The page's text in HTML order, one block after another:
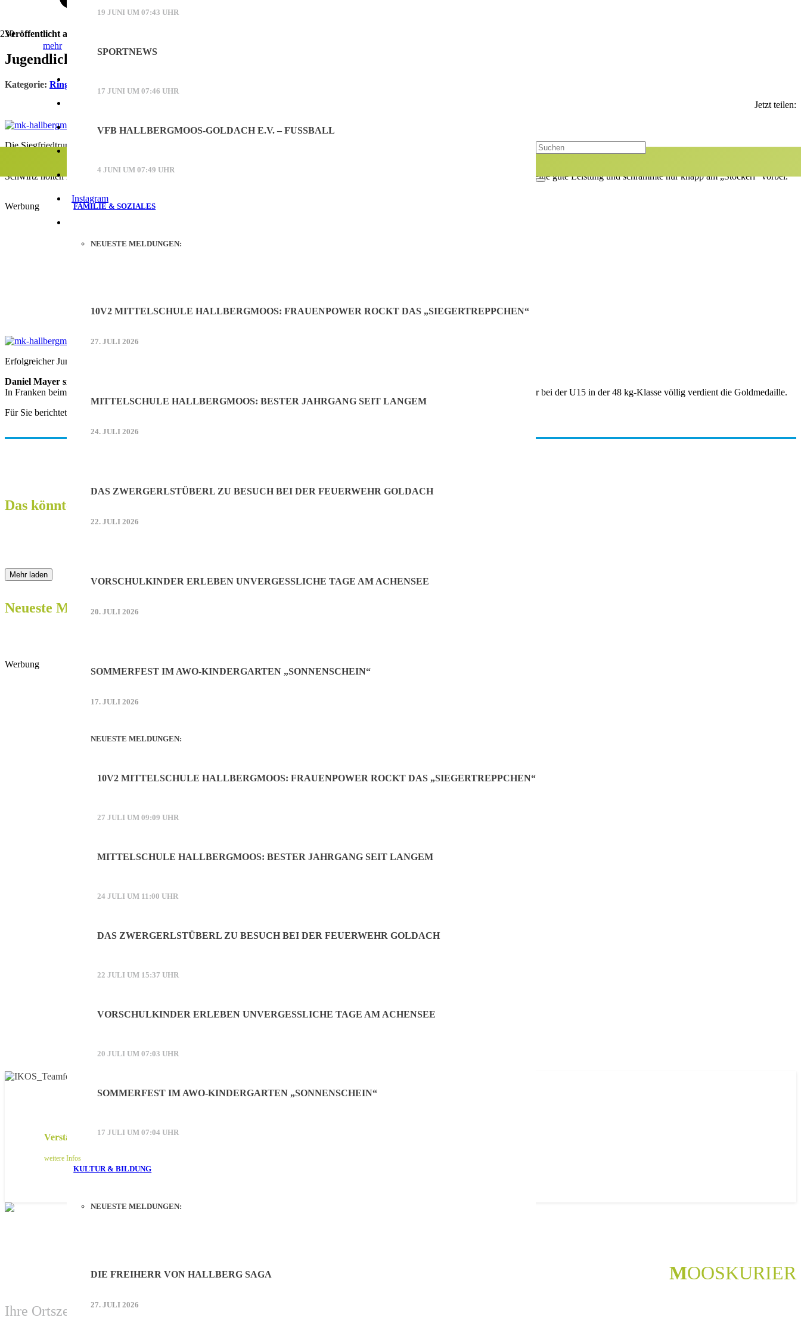
mehr
Mediadaten (PDF)
Facebook
Instagram
19 JUNI UM 07:43 UHR
SPORTNEWS
17 JUNI UM 07:46 UHR
VFB HALLBERGMOOS-GOLDACH E.V. – FUSSBALL
4 JUNI UM 07:49 UHR
FAMILIE & SOZIALES
NEUESTE MELDUNGEN:
10V2 MITTELSCHULE HALLBERGMOOS: FRAUENPOWER ROCKT DAS „SIEGERTREPPCHEN“
27. JULI 2026
MITTELSCHULE HALLBERGMOOS: BESTER JAHRGANG SEIT LANGEM
24. JULI 2026
DAS ZWERGERLSTÜBERL ZU BESUCH BEI DER FEUERWEHR GOLDACH
22. JULI 2026
VORSCHULKINDER ERLEBEN UNVERGESSLICHE TAGE AM ACHENSEE
20. JULI 2026
SOMMERFEST IM AWO-KINDERGARTEN „SONNENSCHEIN“
17. JULI 2026
NEUESTE MELDUNGEN:
10V2 MITTELSCHULE HALLBERGMOOS: FRAUENPOWER ROCKT DAS „SIEGERTREPPCHEN“
27 JULI UM 09:09 UHR
MITTELSCHULE HALLBERGMOOS: BESTER JAHRGANG SEIT LANGEM
24 JULI UM 11:00 UHR
DAS ZWERGERLSTÜBERL ZU BESUCH BEI DER FEUERWEHR GOLDACH
22 JULI UM 15:37 UHR
VORSCHULKINDER ERLEBEN UNVERGESSLICHE TAGE AM ACHENSEE
20 JULI UM 07:03 UHR
SOMMERFEST IM AWO-KINDERGARTEN „SONNENSCHEIN“
17 JULI UM 07:04 UHR
KULTUR & BILDUNG
NEUESTE MELDUNGEN:
DIE FREIHERR VON HALLBERG SAGA
27. JULI 2026
Veröffentlicht am
Jugendliche SVS-Ringer weiterhin erfolgreich
Kategorie: Ringen
Jetzt teilen:
Die Siegfriedtruppe beim Allgäu-Cup
Der 16. Allgäu-Cup in Westendorf ist eines der letzten Jugend-Turniere des Kalenderjahres. Am Start waren sechs Jungsiegfriede und das mit großem Erfolg. Jonas Wagner, Volodymyr Tipa, Ilia Korol und Paul
Schwirtz holten in ihren Klassen die Siegerpokale und Gregor Lobermeier gewann einen sehr starken 2. Platz. Auch Medina Schwirtz zeigte eine gute Leistung und schrammte nur knapp am „Stockerl“ vorbei.
Werbung
Erfolgreicher Jungsiegfried: Daniel Meyer
Daniel Mayer siegt überlegen
In Franken beim 19. Lauffener Adventsturnier zeigte sich Daniel Meyer wieder einmal als unschlagbar. Mit vier souveränen Siegen gewann er bei der U15 in der 48 kg-Klasse völlig verdient die Goldmedaille.
Für Sie berichtete Heinz Geiger.
Das könnte Sie auch interessieren:
Mehr laden
Neueste Meldungen:
Werbung
Verstärken Sie unser Mooskurier-Team!
weitere Infos
MOOSKURIER
Ihre Ortszeitung aus Hallbergmoos-Goldach